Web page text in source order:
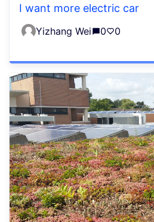
I want more electric car
Yizhang Wei 0 0